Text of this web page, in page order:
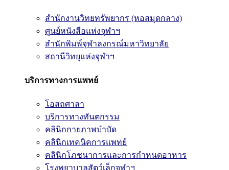
สำนักงานวิทยทรัพยากร (หอสมุดกลาง)
ศูนย์หนังสือแห่งจุฬาฯ
สำนักพิมพ์จุฬาลงกรณ์มหาวิทยาลัย
สถานีวิทยุแห่งจุฬาฯ
บริการทางการแพทย์
โอสถศาลา
บริการทางทันตกรรม
คลินิกกายภาพบำบัด
คลินิกเทคนิคการแพทย์
คลินิกโภชนาการและการกำหนดอาหาร
โรงพยาบาลสัตว์เล็กจุฬาฯ